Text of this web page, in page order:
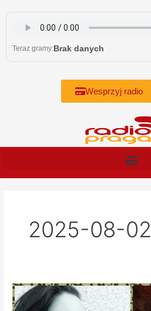
content
Teraz gramy:Brak danych
Wesprzyj radio
2025-08-02
Generał
Włodzimierz